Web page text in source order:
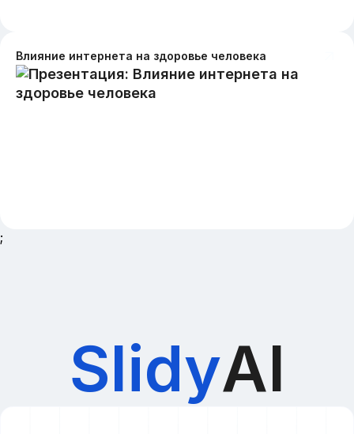
Влияние интернета на здоровье человека
;
SlidyAI